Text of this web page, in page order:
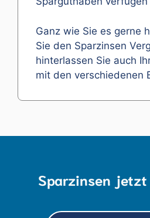
Ganz wie Sie es gerne
Sie den Sparzinsen
hinterlassen Sie auch
mit den verschiedenen
Sparzinsen jetzt